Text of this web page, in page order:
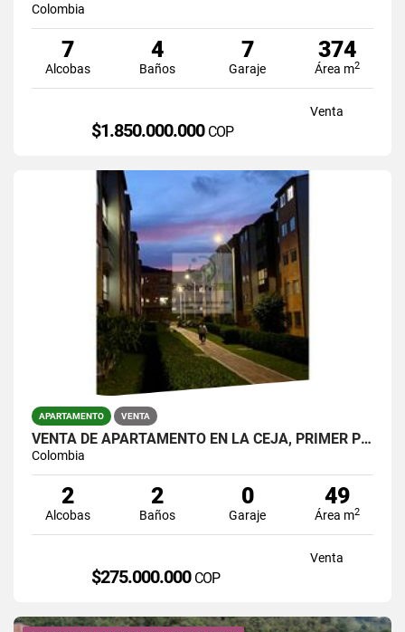
Colombia
7
Alcobas
4
Baños
7
Garaje
374
Área m2
Venta
$1.850.000.000 COP
APARTAMENTO VENTA
VENTA DE APARTAMENTO EN LA CEJA, PRIMER PISO - UNIDAD ABIERTA
Colombia
2
Alcobas
2
Baños
0
Garaje
49
Área m2
Venta
$275.000.000 COP